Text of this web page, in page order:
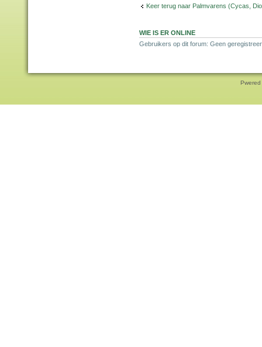
Keer terug naar Palmvarens (Cycas,
WIE IS ER ONLINE
Gebruikers op dit forum: Geen